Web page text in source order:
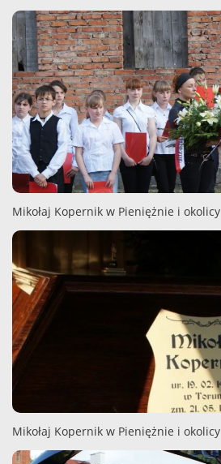
Mikołaj Kopernik w Pieniężnie i okolicy
Mikołaj Kopernik w Pieniężnie i okolicy